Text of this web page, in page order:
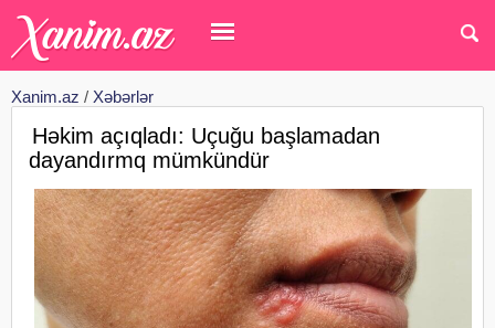
Xanim.az / Xəbərlər
Həkim açıqladı: Uçuğu başlamadan
dayandırmq mümkündür